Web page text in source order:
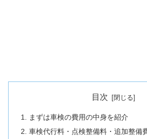
目次
まずは車検の費用の中身を紹介
車検代行料・点検整備料・追加整備